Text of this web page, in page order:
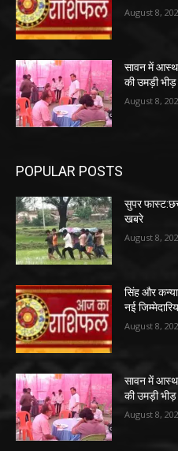
August 8,
सावन में
की उमड़ी भीड़
August 8,
POPULAR POSTS
सुपर
खबरे
August 8,
सिंह और कन्या
नई
August 8,
सावन में
की उमड़ी भीड़
August 8,